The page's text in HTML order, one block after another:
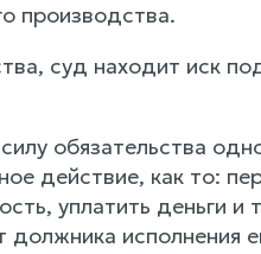
производства.
суд находит иск
обязательства
действие, как то:
уплатить деньги
исполнения